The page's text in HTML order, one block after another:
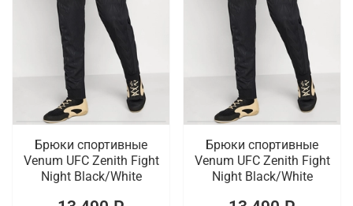
Брюки спортивные
Venum UFC Zenith Fight
Night Black/White
Брюки спортивные
Venum UFC Zenith Fight
Night Black/White